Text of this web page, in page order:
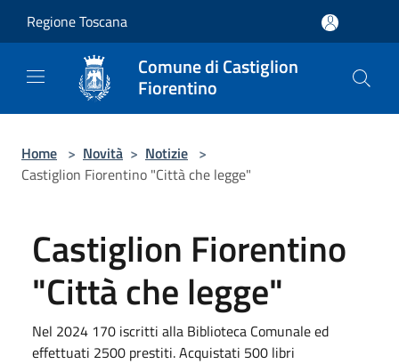
Regione Toscana
Comune di Castiglion
Fiorentino
Home > Novità > Notizie >
Castiglion Fiorentino "Città che legge"
Castiglion Fiorentino
"Città che legge"
Nel 2024 170 iscritti alla Biblioteca Comunale ed
effettuati 2500 prestiti. Acquistati 500 libri